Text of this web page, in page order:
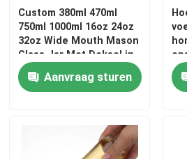
Custom 380ml 470ml
750ml 1000ml 16oz 24oz
32oz Wide Mouth Mason
Glass Jar Met Deksel in
Bulk
Aanvraag sturen